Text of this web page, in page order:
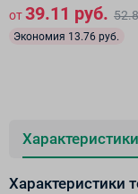
от39.11 руб.
Экономия 13.76 руб.
Характеристики
Характеристики